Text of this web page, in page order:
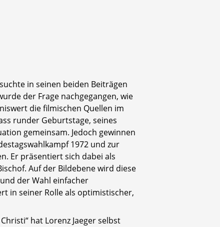
in seinen beiden Beiträgen
der Frage nachgegangen, wie
die filmischen Quellen im
runder Geburtstage, seines
gemeinsam. Jedoch gewinnen
1972 und zur
Er präsentiert sich dabei als
Auf der Bildebene wird diese
der Wahl einfacher
in seiner Rolle als optimistischer,
hat Lorenz Jaeger selbst